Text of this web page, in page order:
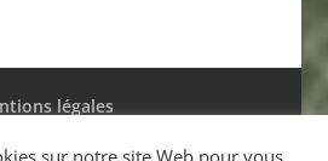
légales
générales de ventes
sur notre site Web pour vous